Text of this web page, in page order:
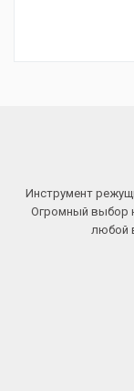
Инструмент
Огромный выбор
любой